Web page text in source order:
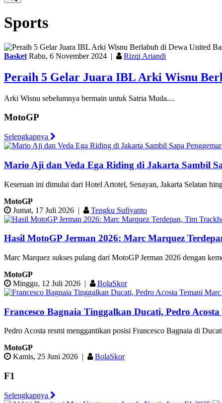
Sports
Basket Rabu, 6 November 2024 | Rizqi Ariandi
Peraih 5 Gelar Juara IBL Arki Wisnu
Arki Wisnu sebelumnya bermain untuk Satria Muda....
MotoGP
Selengkapnya
Mario Aji dan Veda Ega Riding di Jakarta Sambil
Keseruan ini dimulai dari Hotel Artotel, Senayan, Jakarta Selatan
MotoGP
Jumat, 17 Juli 2026 | Tengku Sufiyanto
Hasil MotoGP Jerman 2026: Marc Marquez
Marc Marquez sukses pulang dari MotoGP Jerman 2026 dengan
MotoGP
Minggu, 12 Juli 2026 | BolaSkor
Francesco Bagnaia Tinggalkan Ducati, Pedro
Pedro Acosta resmi menggantikan posisi Francesco Bagnaia di
MotoGP
Kamis, 25 Juni 2026 | BolaSkor
F1
Selengkapnya